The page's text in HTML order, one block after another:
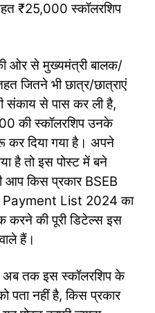
₹25,000 स्कॉलरशिप
की ओर से मुख्यमंत्री बालक/
जितने भी छात्र/छात्राएं
संकाय से पास कर ली है,
की स्कॉलरशिप उनके
कर दिया गया है। अपने
है तो इस पोस्ट में बने
आप किस प्रकार BSEB
List 2024 का
की पूरी डिटेल्स इस
हैं।
अब तक इस स्कॉलरशिप के
पता नहीं है, किस प्रकार